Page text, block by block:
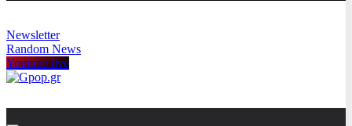
Newsletter
Random News
Youtube live